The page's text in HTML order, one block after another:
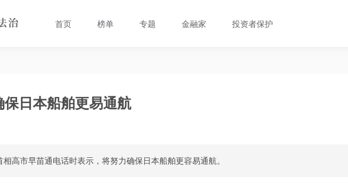
首页 榜单 专题 金融家 投资者保护
日本船舶更易通航
高市早苗通电话时表示，将努力确保日本船舶更容易通航。